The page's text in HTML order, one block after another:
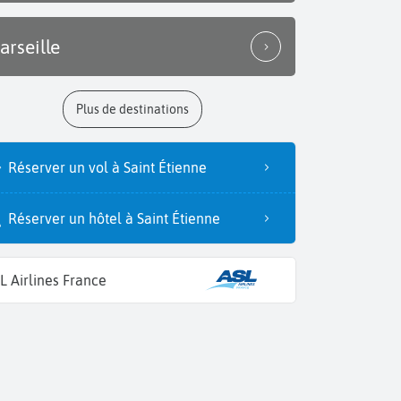
Plus de destinations
Réserver un vol à Saint Étienne
Réserver un hôtel à Saint Étienne
Airlines France